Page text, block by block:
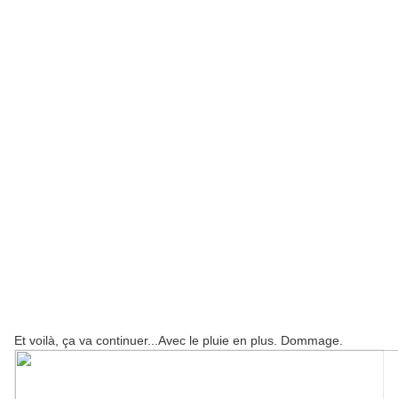
Et voilà, ça va continuer...Avec le pluie en plus. Dommage.